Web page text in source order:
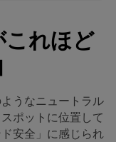
これほど
うなニュートラル
ポットに位置して
安全」に感じられ